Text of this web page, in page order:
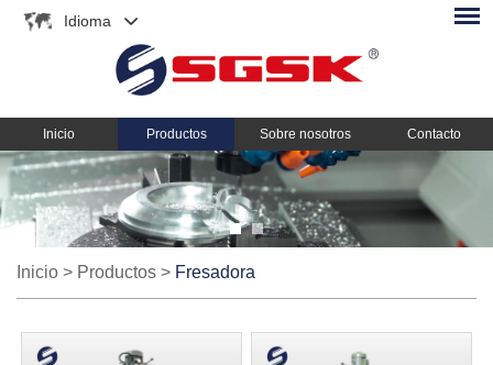
Idioma
Inicio Productos Sobre nosotros Contacto
Inicio > Productos > Fresadora